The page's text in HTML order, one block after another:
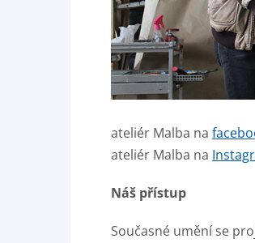
ateliér Malba na
ateliér Malba na
Náš přístup
Současné umění se